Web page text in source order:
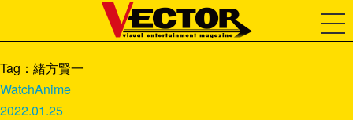
Tag：緒方賢一
WatchAnime
2022.01.25